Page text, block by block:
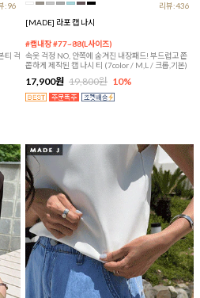
:96
티 걱
리뷰:436
[MADE] 라포 캡 나시
#캡내장 #77~88(L사이즈)
속옷 걱정 NO, 안쪽에 숨겨진 내장패드! 부드럽고 쫀
쫀하게 제작된 캡 나시 티 (7color / M,L / 크롭,기본)
17,900원 19,800원 10%